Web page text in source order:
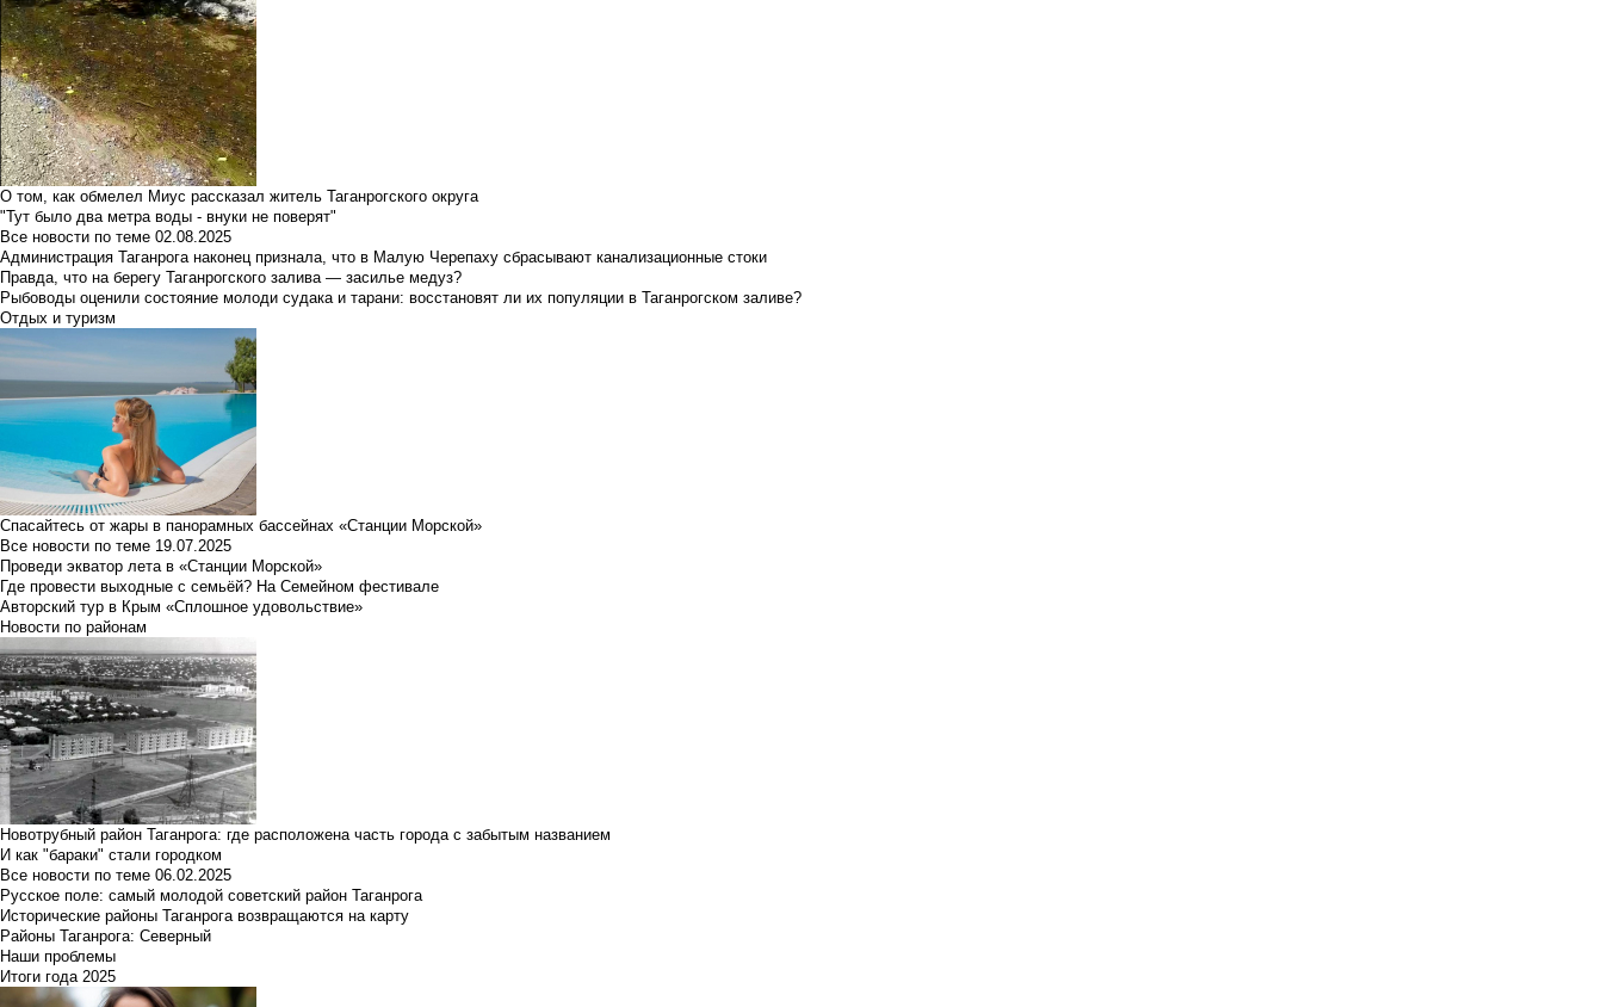
О том, как обмелел Миус рассказал житель Таганрогского округа
"Тут было два метра воды - внуки не поверят"
Все новости по теме 02.08.2025
Администрация Таганрога наконец признала, что в Малую Черепаху сбрасывают канализационные стоки
Правда, что на берегу Таганрогского залива — засилье медуз?
Рыбоводы оценили состояние молоди судака и тарани: восстановят ли их популяции в Таганрогском заливе?
Отдых и туризм
Спасайтесь от жары в панорамных бассейнах «Станции Морской»
Все новости по теме 19.07.2025
Проведи экватор лета в «Станции Морской»
Где провести выходные с семьёй? На Семейном фестивале
Авторский тур в Крым «Сплошное удовольствие»
Новости по районам
Новотрубный район Таганрога: где расположена часть города с забытым названием
И как "бараки" стали городком
Все новости по теме 06.02.2025
Русское поле: самый молодой советский район Таганрога
Исторические районы Таганрога возвращаются на карту
Районы Таганрога: Северный
Наши проблемы
Итоги года 2025